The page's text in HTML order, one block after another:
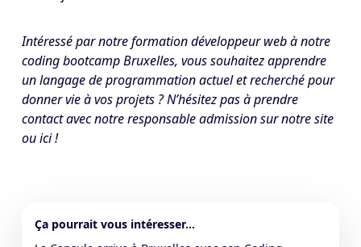
Ça pourrait vous intéresser...
Intéressé par notre formation développeur web à notre
coding bootcamp Bruxelles, vous souhaitez apprendre
un langage de programmation actuel et recherché pour
donner vie à vos projets ? N’hésitez pas à prendre
contact avec notre responsable admission sur notre site
ouici!